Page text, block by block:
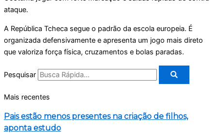
ataque.
A República Tcheca segue o padrão da escola europeia. É
organizada defensivamente e apresenta um jogo mais direto
que valoriza força física, cruzamentos e bolas paradas.
Pesquisar
Mais recentes
Pais estão menos presentes na criação de filhos,
aponta estudo